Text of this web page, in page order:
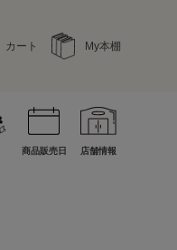
カート My本棚
商品販売日 店舗情報